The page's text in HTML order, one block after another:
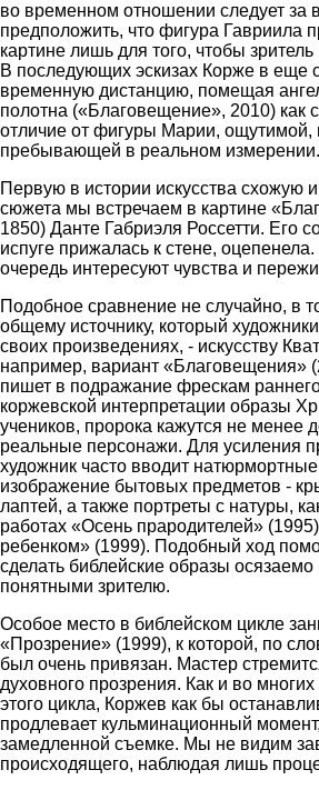
во временном отношении следует за
предположить, что фигура Гавриила
картине лишь для того, чтобы
В последующих эскизах Корже в еще
временную дистанцию, помещая
полотна («Благовещение», 2010) как
отличие от фигуры Марии, ощутимой,
пребывающей в реальном измерении.
Первую в истории искусства схожую
сюжета мы встречаем в картине
1850) Данте Габриэля Россетти. Его
испуге прижалась к стене,
очередь интересуют чувства и
Подобное сравнение не случайно, в
общему источнику, который
своих произведениях, - искусству
например, вариант «Благовещения»
пишет в подражание фрескам
коржевской интерпретации образы
учеников, пророка кажутся не менее
реальные персонажи. Для усиления
художник часто вводит
изображение бытовых предметов -
лаптей, а также портреты с натуры,
работах «Осень прародителей»
ребенком» (1999). Подобный ход
сделать библейские образы осязаемо
понятными зрителю.
Особое место в библейском цикле
«Прозрение» (1999), к которой, по
был очень привязан. Мастер
духовного прозрения. Как и во многих
этого цикла, Коржев как бы
продлевает кульминационный
замедленной съемке. Мы не видим
происходящего, наблюдая лишь